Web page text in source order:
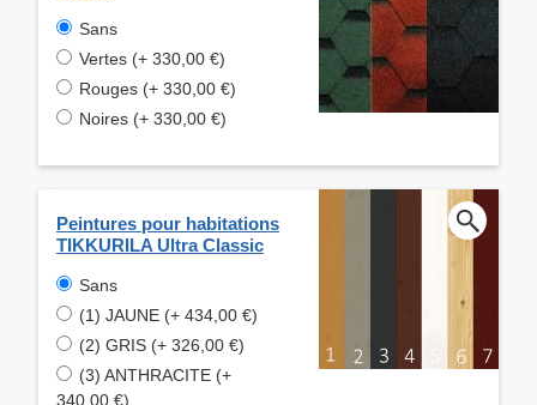
Sans
Vertes (+ 330,00 €)
Rouges (+ 330,00 €)
Noires (+ 330,00 €)
Peintures pour habitations
TIKKURILA Ultra Classic
Sans
(1) JAUNE (+ 434,00 €)
(2) GRIS (+ 326,00 €)
(3) ANTHRACITE (+
340,00 €)